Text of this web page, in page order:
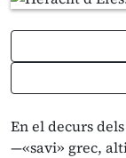
En el decurs
—«savi» grec,